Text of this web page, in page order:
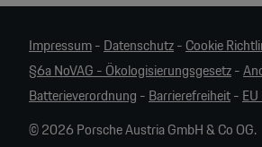
Impressum-Datenschutz-Cookie
§6a NoVAG - Ökologisierungsgesetz-
Batterieverordnung -Barrierefreiheit-
© 2026 Porsche Austria GmbH & Co OG.